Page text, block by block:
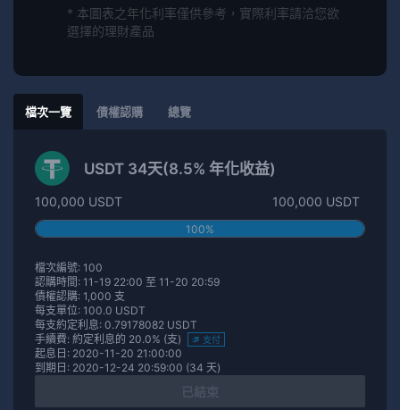
* 本圖表之年化利率僅供參考，實際利率請洽您欲
選擇的理財產品
檔次一覽 債權認購 總覽
USDT 34天(8.5% 年化收益)
100,000 USDT 100,000 USDT
100%
檔次編號: 100
認購時間: 11-19 22:00 至 11-20 20:59
債權認購: 1,000 支
每支單位: 100.0 USDT
每支約定利息: 0.79178082 USDT
手續費: 約定利息的 20.0% (支)
支付
起息日: 2020-11-20 21:00:00
到期日: 2020-12-24 20:59:00 (34 天)